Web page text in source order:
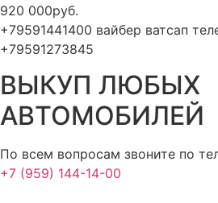
920 000руб.
+79591441400 вайбер ватсап
+79591273845
ВЫКУП ЛЮБЫХ
АВТОМОБИЛЕЙ
По всем вопросам звоните по
+7 (959) 144-14-00